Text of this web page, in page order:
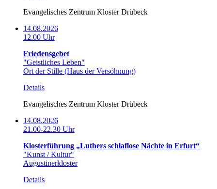
Evangelisches Zentrum Kloster Drübeck
14.08.2026
12.00 Uhr
Friedensgebet
"Geistliches Leben"
Ort der Stille (Haus der Versöhnung)
Details
Evangelisches Zentrum Kloster Drübeck
14.08.2026
21.00-22.30 Uhr
Klosterführung „Luthers schlaflose Nächte in Erfurt“
"Kunst / Kultur"
Augustinerkloster
Details